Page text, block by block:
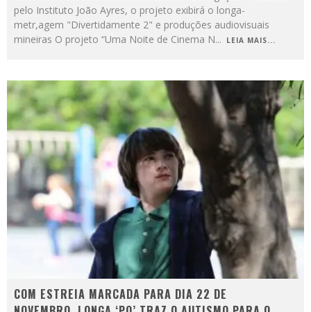
pelo Instituto João Ayres, o projeto exibirá o longa-
metr,agem "Divertidamente 2" e produções audiovisuais
mineiras O projeto “Uma Noite de Cinema N... LEIA MAIS...
COM ESTREIA MARCADA PARA DIA 22 DE